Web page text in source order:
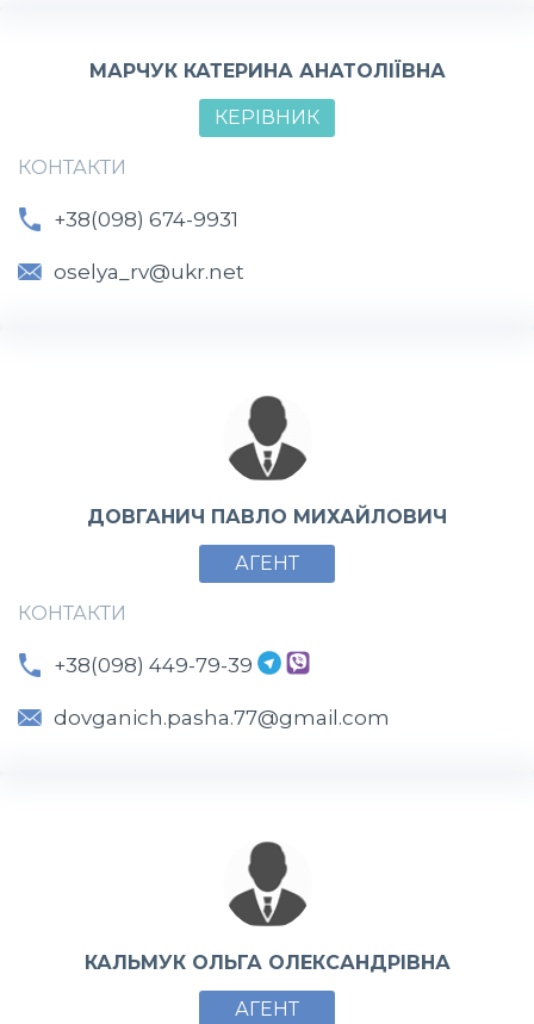
МАРЧУК КАТЕРИНА АНАТОЛІЇВНА
КЕРІВНИК
КОНТАКТИ
+38(098) 674-9931
oselya_rv@ukr.net
ДОВГАНИЧ ПАВЛО МИХАЙЛОВИЧ
АГЕНТ
КОНТАКТИ
+38(098) 449-79-39
dovganich.pasha.77@gmail.com
КАЛЬМУК ОЛЬГА ОЛЕКСАНДРІВНА
АГЕНТ